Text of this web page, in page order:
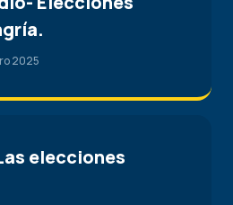
2025
elecciones